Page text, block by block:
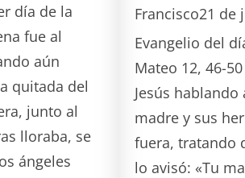
día de la
fue al
aún
quitada del
junto al
lloraba, se
ángeles
Francisco21 de
Evangelio del
Mateo 12, 46-
Jesús
madre y sus
fuera, tratando
lo avisó: «Tu